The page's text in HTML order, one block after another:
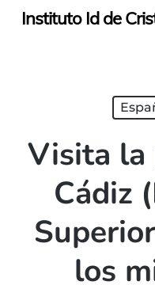
SkipInstituto Id de
Visita la
Cádiz
los